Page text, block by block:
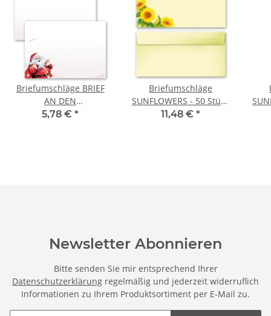
Briefumschläge BRIEF
AN DEN
WEIHNACHTSMANN - 25
5,78 € *
Briefumschläge
SUNFLOWERS - 50 Stück
DIN LANG (ohne Fenster)
11,48 € *
Newsletter Abonnieren
Bitte senden Sie mir entsprechend Ihrer
Datenschutzerklärung regelmäßig und jederzeit widerruflich
Informationen zu Ihrem Produktsortiment per E-Mail zu.